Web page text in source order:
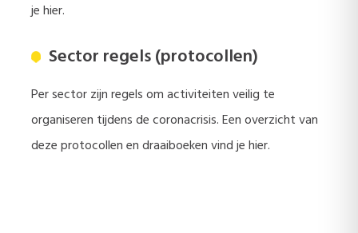
je hier.
Sector regels (protocollen)
Per sector zijn regels om activiteiten veilig te
organiseren tijdens de coronacrisis. Een overzicht van
deze protocollen en draaiboeken vind je hier.